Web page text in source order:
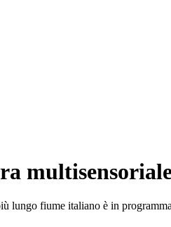
lungo fiume italiano è in